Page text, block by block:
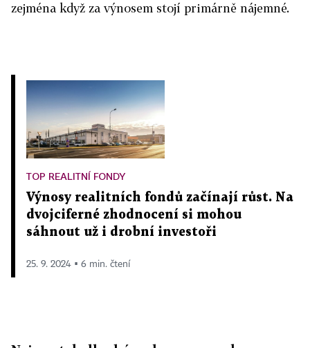
zejména když za výnosem stojí primárně nájemné.
TOP REALITNÍ FONDY
Výnosy realitních fondů začínají růst. Na
dvojciferné zhodnocení si mohou
sáhnout už i drobní investoři
25. 9. 2024 ▪ 6 min. čtení